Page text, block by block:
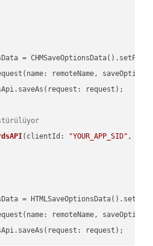
=
remoteName,
request);
( clientId: "YOUR_APP_SID" ,
=
remoteName,